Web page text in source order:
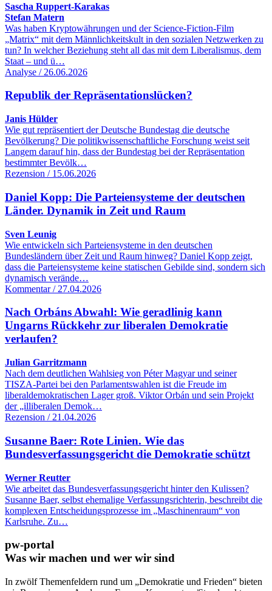
Sascha Ruppert-Karakas
Stefan Matern
Was haben Kryptowährungen und der Science-Fiction-Film
„Matrix“ mit dem Männlichkeitskult in den sozialen Netzwerken zu
tun? In welcher Beziehung steht all das mit dem Liberalismus, dem
Staat – und ü…
Analyse / 26.06.2026
Republik der Repräsentationslücken?
Janis Hülder
Wie gut repräsentiert der Deutsche Bundestag die deutsche
Bevölkerung? Die politikwissenschaftliche Forschung weist seit
Langem darauf hin, dass der Bundestag bei der Repräsentation
bestimmter Bevölk…
Rezension / 15.06.2026
Daniel Kopp: Die Parteiensysteme der deutschen
Länder. Dynamik in Zeit und Raum
Sven Leunig
Wie entwickeln sich Parteiensysteme in den deutschen
Bundesländern über Zeit und Raum hinweg? Daniel Kopp zeigt,
dass die Parteiensysteme keine statischen Gebilde sind, sondern sich
dynamisch verände…
Kommentar / 27.04.2026
Nach Orbáns Abwahl: Wie geradlinig kann
Ungarns Rückkehr zur liberalen Demokratie
verlaufen?
Julian Garritzmann
Nach dem deutlichen Wahlsieg von Péter Magyar und seiner
TISZA-Partei bei den Parlamentswahlen ist die Freude im
liberaldemokratischen Lager groß. Viktor Orbán und sein Projekt
der „illiberalen Demok…
Rezension / 21.04.2026
Susanne Baer: Rote Linien. Wie das
Bundesverfassungsgericht die Demokratie schützt
Werner Reutter
Wie arbeitet das Bundesverfassungsgericht hinter den Kulissen?
Susanne Baer, selbst ehemalige Verfassungsrichterin, beschreibt die
komplexen Entscheidungsprozesse im „Maschinenraum“ von
Karlsruhe. Zu…
pw-portal
Was wir machen und wer wir sind
In zwölf Themenfeldern rund um „Demokratie und Frieden“ bieten